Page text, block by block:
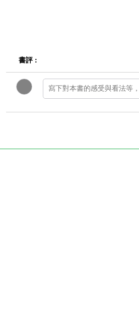
書評 :